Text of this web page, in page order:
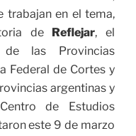
trabajan en el tema,
de Reflejar, el
de las Provincias
Federal de Cortes y
argentinas y
de Estudios
este 9 de marzo